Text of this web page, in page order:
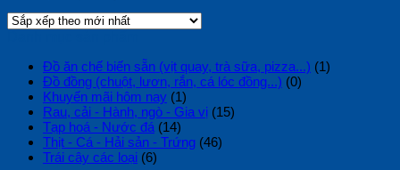
Đồ ăn chế biến sẵn (vịt quay, trà sữa, pizza...) (1)
Đồ đồng (chuột, lươn, rắn, cá lóc đồng...) (0)
Khuyến mãi hôm nay (1)
Rau, cải - Hành, ngò - Gia vị (15)
Tạp hoá - Nước đá (14)
Thịt - Cá - Hải sản - Trứng (46)
Trái cây các loại (6)